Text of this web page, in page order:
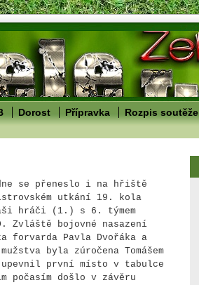
Dorost Přípravka Rozpis soutěže
se přeneslo i na hřiště
utkání 19. kola
hráči (1.) s 6. týmem
Zvláště bojovné nasazení
forvarda Pavla Dvořáka a
byla zúročena Tomášem
první místo v tabulce
počasím došlo v závěru